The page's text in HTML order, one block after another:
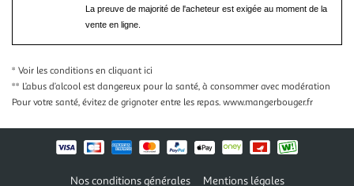
La preuve de majorité de l'acheteur est exigée au moment de la
vente en ligne.
* Voir les conditions en cliquant ici
** L’abus d’alcool est dangereux pour la santé, à consommer avec modération
Pour votre santé, évitez de grignoter entre les repas. www.mangerbouger.fr
Nos conditions générales Mentions légales